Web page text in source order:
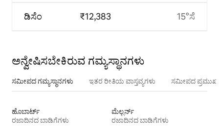
ಡಿಸೆಂ ₹12,383 15°ಸೆ
ಅನ್ವೇಷಿಸಬೇಕಿರುವ ಗಮ್ಯಸ್ಥಾನಗಳು
ಸಮೀಪದ ಗಮ್ಯಸ್ಥಾನಗಳು ಇತರ ರೀತಿಯ ವಾಸ್ತವ್ಯಗಳು ಸಮೀಪದ ಪ್ರಮುಖ
ಹೊಬಾರ್ಟ್
ರಜಾದಿನದ ಬಾಡಿಗೆಗಳು
ಮೆಲ್ಬರ್ನ್
ರಜಾದಿನದ ಬಾಡಿಗೆಗಳು